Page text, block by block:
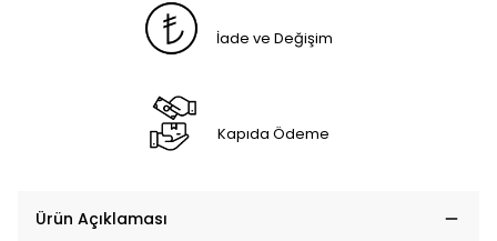
İade ve Değişim
Kapıda Ödeme
Ürün Açıklaması